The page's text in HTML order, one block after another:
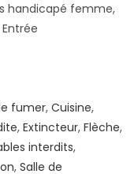
handicapé femme,
fumer, Cuisine,
, Extincteur, Flèche,
interdits,
, Salle de